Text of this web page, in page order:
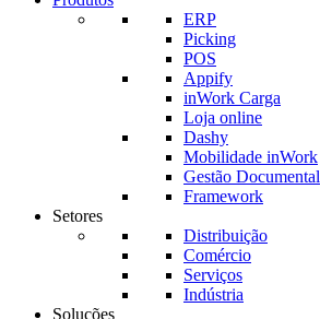
ERP
Picking
POS
Appify
inWork Carga
Loja online
Dashy
Mobilidade inWork
Gestão Documental
Framework
Setores
Distribuição
Comércio
Serviços
Indústria
Soluções